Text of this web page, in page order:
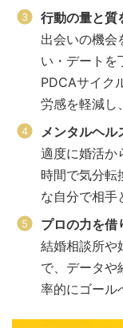
行動の量と質
出会いの機会
い・デートを
PDCAサイク
労感を軽減し
メンタルヘル
適度に婚活か
時間で気分転
な自分で相手
プロの力を借
結婚相談所や
で、データや
率的にゴール